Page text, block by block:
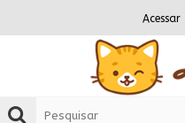
Acessar